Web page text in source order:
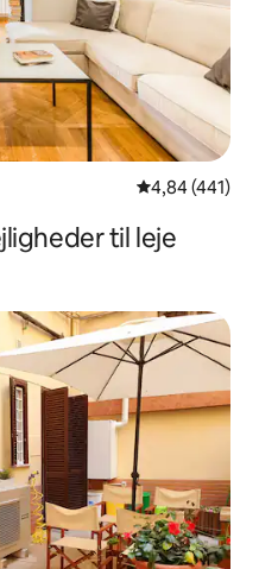
4,84 ud af 5 i
4,84 (441)
til leje